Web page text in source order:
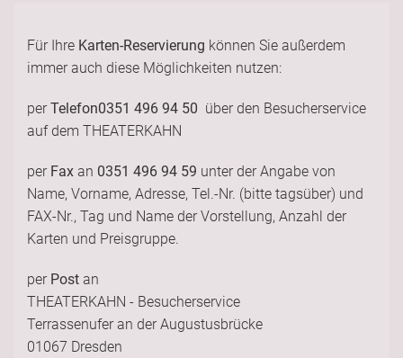
Für Ihre Karten-Reservierung können Sie außerdem
immer auch diese Möglichkeiten nutzen:
perTelefon0351 496 94 50 über den Besucherservice
auf dem THEATERKAHN
per Fax an 0351 496 94 59 unter der Angabe von
Name, Vorname, Adresse, Tel.-Nr. (bitte tagsüber) und
FAX-Nr., Tag und Name der Vorstellung, Anzahl der
Karten und Preisgruppe.
per Post an
THEATERKAHN - Besucherservice
Terrassenufer an der Augustusbrücke
01067 Dresden